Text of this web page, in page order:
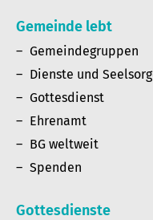
Gemeinde lebt
Gemeindegruppen
Dienste und
Gottesdienst
Ehrenamt
BG weltweit
Spenden
Gottesdienste